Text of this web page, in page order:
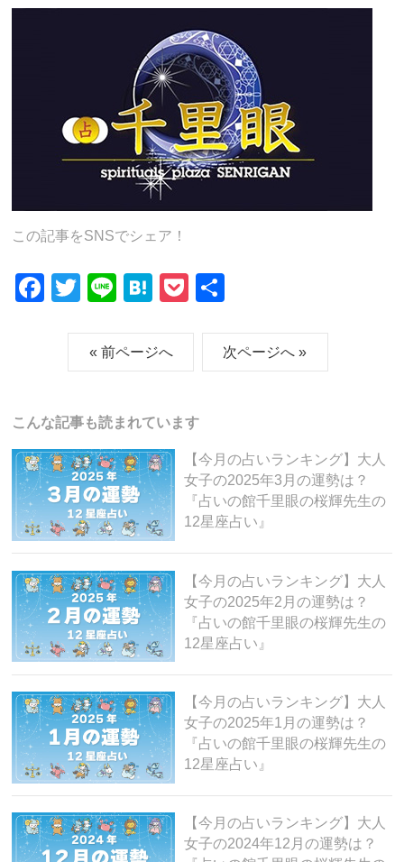
この記事をSNSでシェア！
F
o
o
k
T
tt
er
Li
e
H
e
n
P
et
次ページへ »
« 前ページへ
こんな記事も読まれています
【今月の占いランキング】大人
女子の2025年3月の運勢は？
『占いの館千里眼の桜輝先生の
12星座占い』
【今月の占いランキング】大人
女子の2025年2月の運勢は？
『占いの館千里眼の桜輝先生の
12星座占い』
【今月の占いランキング】大人
女子の2025年1月の運勢は？
『占いの館千里眼の桜輝先生の
12星座占い』
【今月の占いランキング】大人
女子の2024年12月の運勢は？